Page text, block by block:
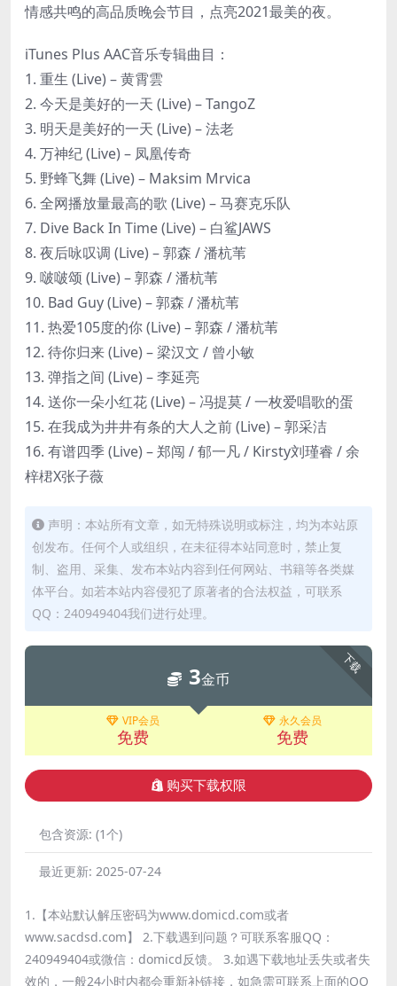
情感共鸣的高品质晚会节目，点亮2021最美的夜。
iTunes Plus AAC音乐专辑曲目：
1. 重生 (Live) – 黄霄雲
2. 今天是美好的一天 (Live) – TangoZ
3. 明天是美好的一天 (Live) – 法老
4. 万神纪 (Live) – 凤凰传奇
5. 野蜂飞舞 (Live) – Maksim Mrvica
6. 全网播放量最高的歌 (Live) – 马赛克乐队
7. Dive Back In Time (Live) – 白鲨JAWS
8. 夜后咏叹调 (Live) – 郭森 / 潘杭苇
9. 啵啵颂 (Live) – 郭森 / 潘杭苇
10. Bad Guy (Live) – 郭森 / 潘杭苇
11. 热爱105度的你 (Live) – 郭森 / 潘杭苇
12. 待你归来 (Live) – 梁汉文 / 曾小敏
13. 弹指之间 (Live) – 李延亮
14. 送你一朵小红花 (Live) – 冯提莫 / 一枚爱唱歌的蛋
15. 在我成为井井有条的大人之前 (Live) – 郭采洁
16. 有谱四季 (Live) – 郑闯 / 郁一凡 / Kirsty刘瑾睿 / 余
梓桾X张子薇
声明：本站所有文章，如无特殊说明或标注，均为本站原
创发布。任何个人或组织，在未征得本站同意时，禁止复
制、盗用、采集、发布本站内容到任何网站、书籍等各类媒
体平台。如若本站内容侵犯了原著者的合法权益，可联系
QQ：240949404我们进行处理。
下载
3金币
VIP会员
免费
永久会员
免费
购买下载权限
包含资源: (1个)
最近更新: 2025-07-24
1.【本站默认解压密码为www.domicd.com或者
www.sacdsd.com】 2.下载遇到问题？可联系客服QQ：
240949404或微信：domicd反馈。 3.如遇下载地址丢失或者失
效的，一般24小时内都会重新补链接，如急需可联系上面的QQ